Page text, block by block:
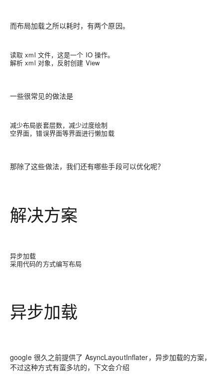
而布局加载之所以耗时，有两个原因。
读取 xml 文件，这是一个 IO 操作。
解析 xml 对象，反射创建 View
一些很常见的做法是
减少布局嵌套层数，减少过度绘制
空界面，错误界面等界面进行懒加载
那除了这些做法，我们还有哪些手段可以优化呢？
解决方案
异步加载
采用代码的方式编写布局
异步加载
google 很久之前提供了 AsyncLayoutInflater，异步加载的方案，
不过这种方式有蛮多坑的，下文会介绍